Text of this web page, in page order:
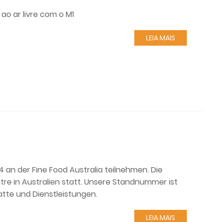
ar livre com o M1
LEIA MAIS
der Fine Food Australia teilnehmen. Die
in Australien statt. Unsere Standnummer ist
und Dienstleistungen.
LEIA MAIS